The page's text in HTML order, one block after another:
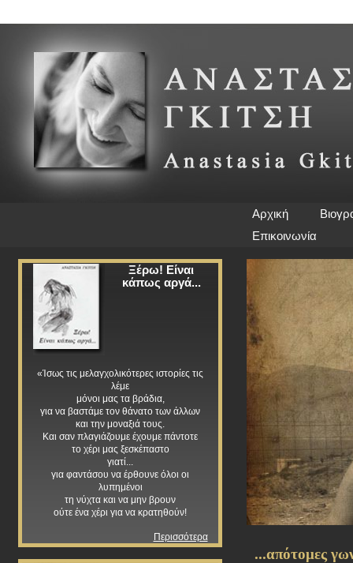
Αρχική
Επικοινωνία
Ξέρω! Είναι
κάπως αργά...
«Ίσως τις μελαγχολικότερες ιστορίες τις
λέμε
μόνοι μας τα βράδια,
για να βαστάμε τον θάνατο των άλλων
και την μοναξιά τους.
Και σαν πλαγιάζουμε έχουμε πάντοτε
το χέρι μας ξεσκέπαστο
γιατί...
για φαντάσου να έρθουνε όλοι οι
λυπημένοι
τη νύχτα και να μην βρουν
ούτε ένα χέρι για να κρατηθούν!
Περισσότερα
...απότομες